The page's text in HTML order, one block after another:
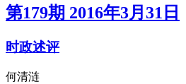
第179期 2016年3月31日
时政述评
何清涟